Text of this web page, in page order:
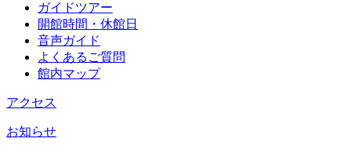
ガイドツアー
開館時間・休館日
音声ガイド
よくあるご質問
館内マップ
アクセス
お知らせ